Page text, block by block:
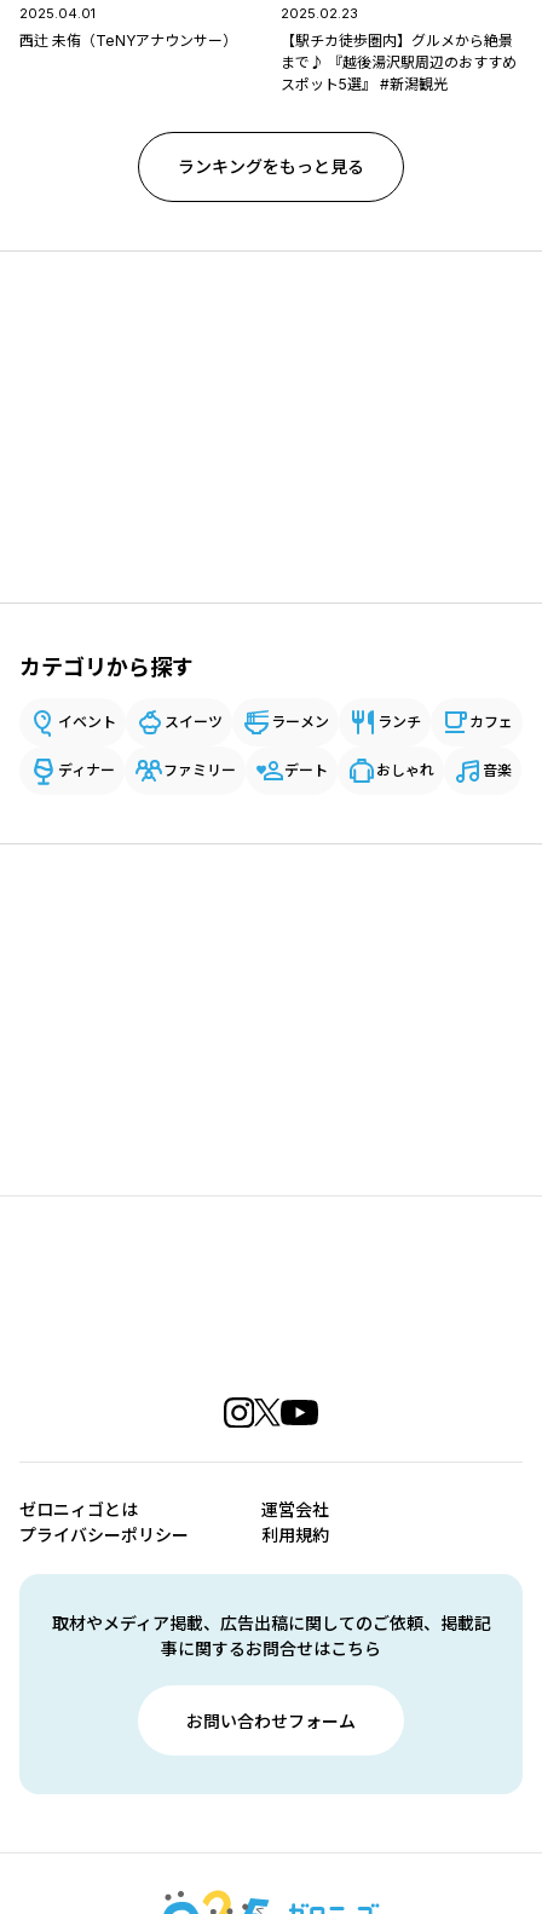
2025.04.01
西辻 未侑（TeNYアナウンサー）
2025.02.23
【駅チカ徒歩圏内】グルメから絶景
まで♪ 『越後湯沢駅周辺のおすすめ
スポット5選』 #新潟観光
ランキングをもっと見る
カテゴリから探す
イベント スイーツ ラーメン ランチ カフェ
ディナー ファミリー デート おしゃれ 音楽
取材やメディア掲載、広告出稿に関してのご依頼、掲載記
事に関するお問合せはこちら
お問い合わせフォーム
ゼロニィゴとは
運営会社
プライバシーポリシー
利用規約